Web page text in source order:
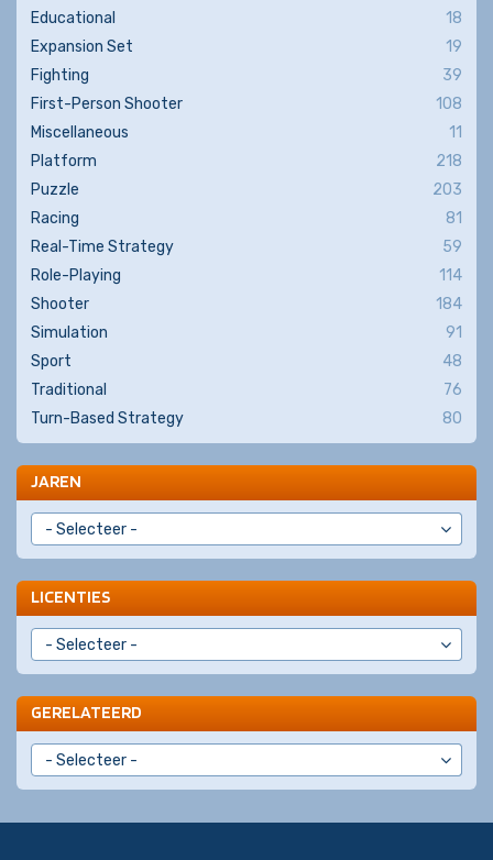
Educational
18
Expansion Set
19
Fighting
39
First-Person Shooter
108
Miscellaneous
11
Platform
218
Puzzle
203
Racing
81
Real-Time Strategy
59
Role-Playing
114
Shooter
184
Simulation
91
Sport
48
Traditional
76
Turn-Based Strategy
80
JAREN
LICENTIES
GERELATEERD